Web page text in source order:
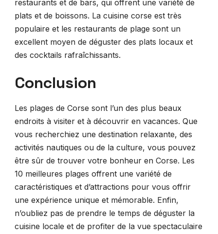
restaurants et de bars, qui offrent une variété de
plats et de boissons. La cuisine corse est très
populaire et les restaurants de plage sont un
excellent moyen de déguster des plats locaux et
des cocktails rafraîchissants.
Conclusion
Les plages de Corse sont l’un des plus beaux
endroits à visiter et à découvrir en vacances. Que
vous recherchiez une destination relaxante, des
activités nautiques ou de la culture, vous pouvez
être sûr de trouver votre bonheur en Corse. Les
10 meilleures plages offrent une variété de
caractéristiques et d’attractions pour vous offrir
une expérience unique et mémorable. Enfin,
n’oubliez pas de prendre le temps de déguster la
cuisine locale et de profiter de la vue spectaculaire